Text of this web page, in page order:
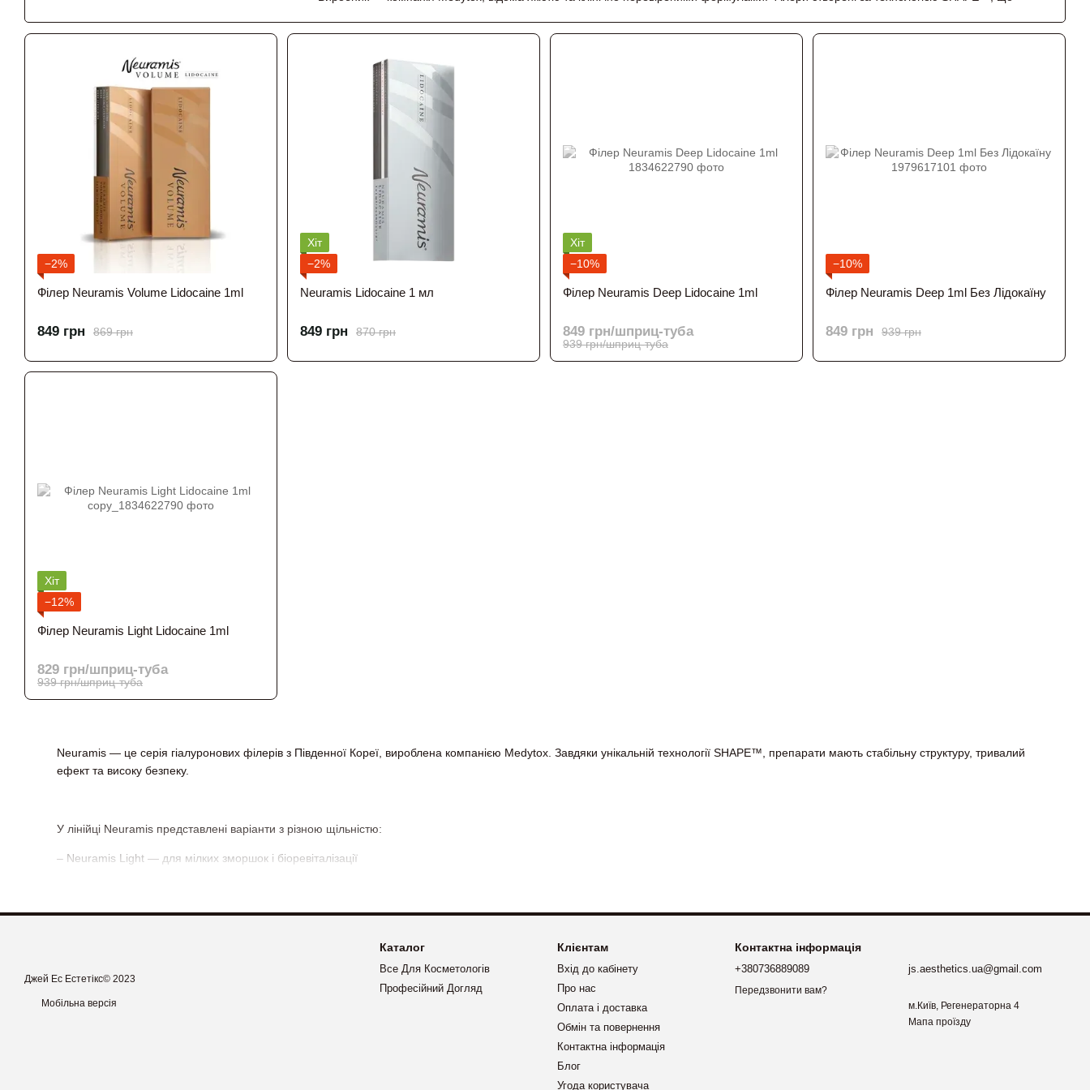
Neuramis — це серія гіалуронових філерів з Південної Кореї, вироблена компанією Medytox. Завдяки унікальній технології SHAPE™, препарати мають стабільну структуру, тривалий
ефект та високу безпеку.
У лінійці Neuramis представлені варіанти з різною щільністю:
– Neuramis Light — для мілких зморшок і біоревіталізації
– Neuramis Volume — для вилиць, підборіддя, відновлення обʼємів
– Neuramis Lidocaine — для комфортної процедури без болю
Препарати мають високу чистоту, легко вводяться та забезпечують природний, естетичний результат.
Купити оригінальний Neuramis в JS Aesthetics — це отримати сертифіковану продукцію з Кореї з гарантією та швидкою доставкою по Україні.
Лінійка Neuramis включає:
– Neuramis Light — для поверхневих зморшок
– Neuramis Volume — для глибокої корекції та відновлення обʼємів
– Neuramis Lidocaine — варіанти з анестетиком для комфортної процедури
Препарати мають високу чистоту, тривалий ефект і хорошу біосумісність.
−2%
Філер Neuramis Volume Lidocaine 1ml
869 грн
849 грн
Хіт
−2%
Neuramis Lidocaine 1 мл
870 грн
849 грн
Хіт
−10%
Філер Neuramis Deep Lidocaine 1ml
939 грн/шприц-туба
849 грн/шприц-туба
−10%
Філер Neuramis Deep 1ml Без Лідокаїну
939 грн
849 грн
Хіт
−12%
Філер Neuramis Light Lidocaine 1ml
939 грн/шприц-туба
829 грн/шприц-туба
Джей Ес Естетікс© 2023
Мобільна версія
Каталог
Все Для Косметологів
Професійний Догляд
Клієнтам
Вхід до кабінету
Про нас
Оплата і доставка
Обмін та повернення
Контактна інформація
Блог
Угода користувача
Контактна інформація
+380736889089
Передзвонити вам?
js.aesthetics.ua@gmail.com
м.Київ, Регенераторна 4
Мапа проїзду